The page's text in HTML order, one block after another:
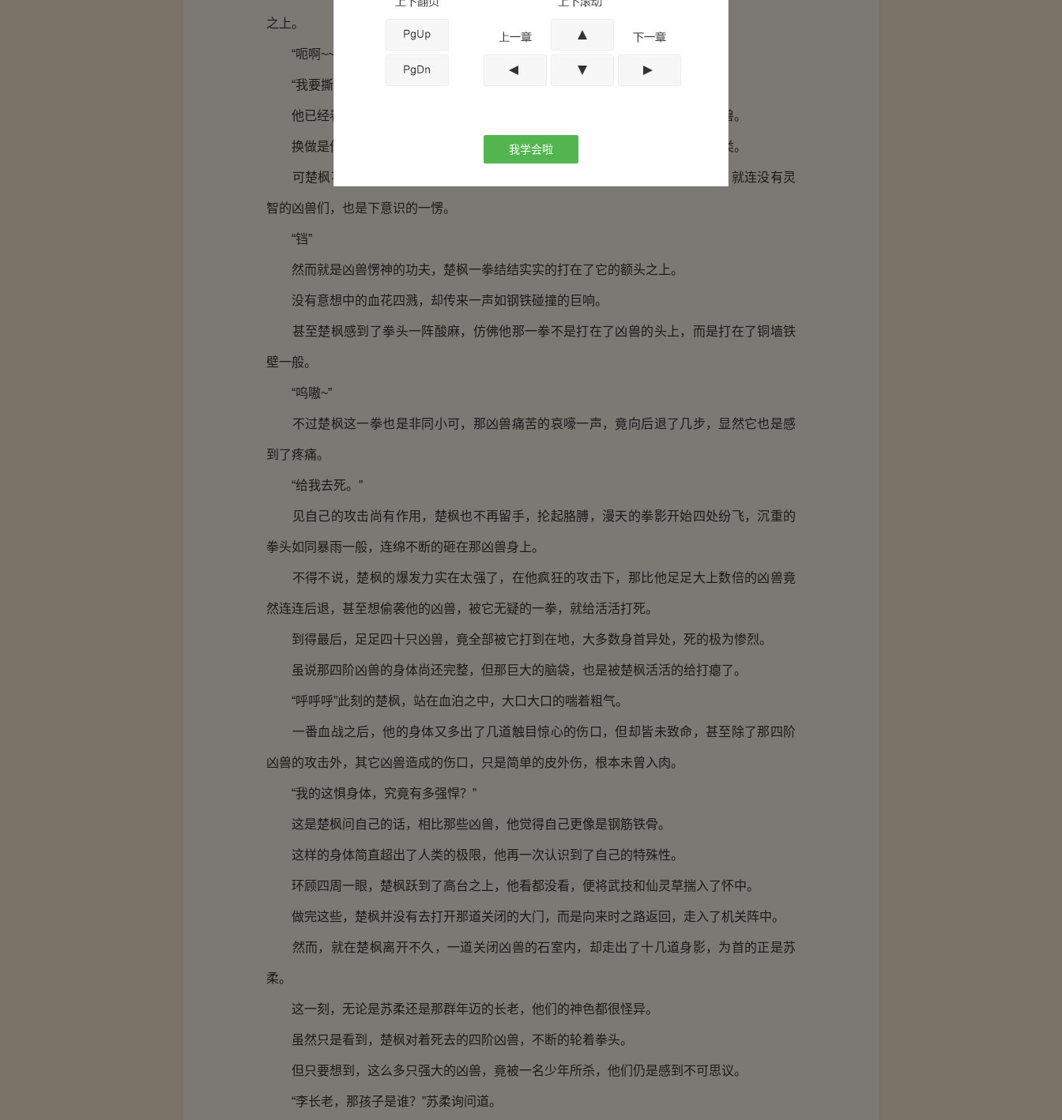
之上。
“呃啊~~”胸口被撕裂出五道血淋淋的伤口，致命的疼痛让楚枫忍不住大叫起来。
“我要撕了你。”然而疼痛之余，楚枫更多的却是愤怒。
他已经看见，袭击他的那只凶兽，额头上有着四道纹路，可见这是一只四阶凶兽。
换做是他人，肯定掉头便跑，因为哪怕是同一境界，但凶兽的力量肯定强于人类。
可楚枫不但没有逃跑，反而疯狂的向那凶兽扑了过去，他这一不要命的举动，就连没有灵
智的凶兽们，也是下意识的一愣。
“铛”
然而就是凶兽愣神的功夫，楚枫一拳结结实实的打在了它的额头之上。
没有意想中的血花四溅，却传来一声如钢铁碰撞的巨响。
甚至楚枫感到了拳头一阵酸麻，仿佛他那一拳不是打在了凶兽的头上，而是打在了铜墙铁
壁一般。
“呜嗷~”
不过楚枫这一拳也是非同小可，那凶兽痛苦的哀嚎一声，竟向后退了几步，显然它也是感
到了疼痛。
“给我去死。”
见自己的攻击尚有作用，楚枫也不再留手，抡起胳膊，漫天的拳影开始四处纷飞，沉重的
拳头如同暴雨一般，连绵不断的砸在那凶兽身上。
不得不说，楚枫的爆发力实在太强了，在他疯狂的攻击下，那比他足足大上数倍的凶兽竟
然连连后退，甚至想偷袭他的凶兽，被它无疑的一拳，就给活活打死。
到得最后，足足四十只凶兽，竟全部被它打到在地，大多数身首异处，死的极为惨烈。
虽说那四阶凶兽的身体尚还完整，但那巨大的脑袋，也是被楚枫活活的给打瘪了。
“呼呼呼”此刻的楚枫，站在血泊之中，大口大口的喘着粗气。
一番血战之后，他的身体又多出了几道触目惊心的伤口，但却皆未致命，甚至除了那四阶
凶兽的攻击外，其它凶兽造成的伤口，只是简单的皮外伤，根本未曾入肉。
“我的这惧身体，究竟有多强悍？”
这是楚枫问自己的话，相比那些凶兽，他觉得自己更像是钢筋铁骨。
这样的身体简直超出了人类的极限，他再一次认识到了自己的特殊性。
环顾四周一眼，楚枫跃到了高台之上，他看都没看，便将武技和仙灵草揣入了怀中。
做完这些，楚枫并没有去打开那道关闭的大门，而是向来时之路返回，走入了机关阵中。
然而，就在楚枫离开不久，一道关闭凶兽的石室内，却走出了十几道身影，为首的正是苏
柔。
这一刻，无论是苏柔还是那群年迈的长老，他们的神色都很怪异。
虽然只是看到，楚枫对着死去的四阶凶兽，不断的轮着拳头。
但只要想到，这么多只强大的凶兽，竟被一名少年所杀，他们仍是感到不可思议。
“李长老，那孩子是谁？”苏柔询问道。
我学会啦